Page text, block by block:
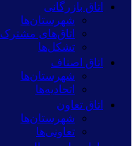
اتاق بازرگانی
شهرستان‌ها
اتاق‌های مشترک
تشکل‌ها
اتاق اصناف
شهرستان‌ها
اتحادیه‌ها
اتاق تعاون
شهرستان‌ها
تعاونی‌ها